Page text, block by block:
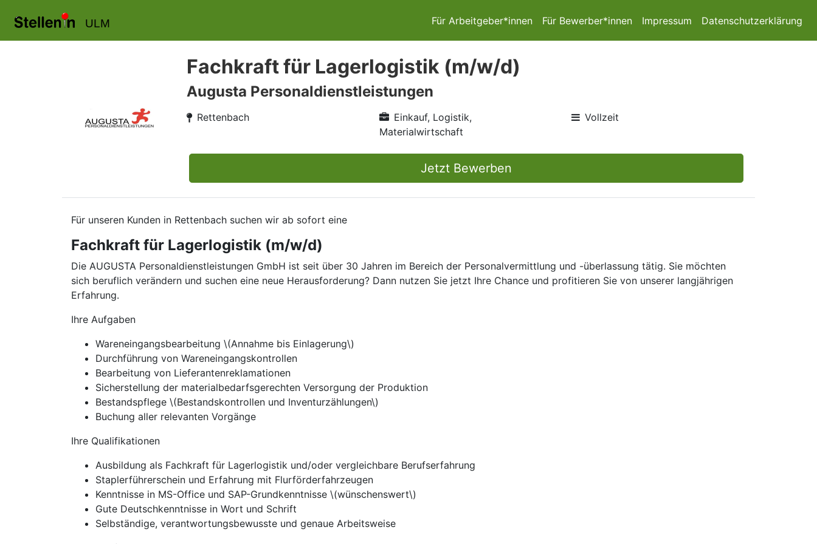
ULM Für Arbeitgeber*innen Für Bewerber*innen Impressum Datenschutzerklärung
Fachkraft für Lagerlogistik (m/w/d)
Augusta Personaldienstleistungen
Rettenbach
Einkauf, Logistik,
Materialwirtschaft
Vollzeit
Jetzt Bewerben
Für unseren Kunden in Rettenbach suchen wir ab sofort eine
Fachkraft für Lagerlogistik (m/w/d)
Die AUGUSTA Personaldienstleistungen GmbH ist seit über 30 Jahren im Bereich der Personalvermittlung und -überlassung tätig. Sie möchten
sich beruflich verändern und suchen eine neue Herausforderung? Dann nutzen Sie jetzt Ihre Chance und profitieren Sie von unserer langjährigen
Erfahrung.
Ihre Aufgaben
Wareneingangsbearbeitung \(Annahme bis Einlagerung\)
Durchführung von Wareneingangskontrollen
Bearbeitung von Lieferantenreklamationen
Sicherstellung der materialbedarfsgerechten Versorgung der Produktion
Bestandspflege \(Bestandskontrollen und Inventurzählungen\)
Buchung aller relevanten Vorgänge
Ihre Qualifikationen
Ausbildung als Fachkraft für Lagerlogistik und/oder vergleichbare Berufserfahrung
Staplerführerschein und Erfahrung mit Flurförderfahrzeugen
Kenntnisse in MS-Office und SAP-Grundkenntnisse \(wünschenswert\)
Gute Deutschkenntnisse in Wort und Schrift
Selbständige, verantwortungsbewusste und genaue Arbeitsweise